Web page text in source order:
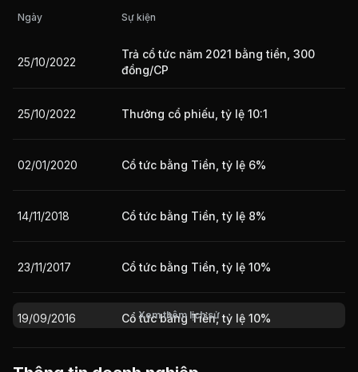
Giá trị giao dịch nhà đầu tư nước ngoài 10 phiên gần nhất
Ngày Sự kiện
25/10/2022
Trả cổ tức năm 2021 bằng tiền, 300
đồng/CP
25/10/2022 Thưởng cổ phiếu, tỷ lệ 10:1
02/01/2020 Cổ tức bằng Tiền, tỷ lệ 6%
14/11/2018 Cổ tức bằng Tiền, tỷ lệ 8%
23/11/2017 Cổ tức bằng Tiền, tỷ lệ 10%
19/09/2016 Cổ tức bằng Tiền, tỷ lệ 10%
30/10/2015 Cổ tức bằng Tiền, tỷ lệ 15.5%
Xem thêm lịch sử